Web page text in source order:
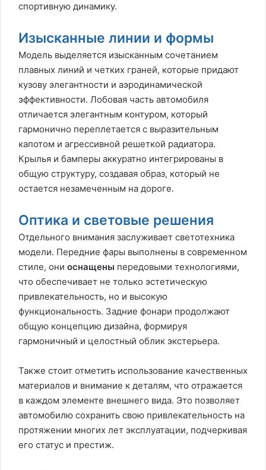
спортивную динамику.
Изысканные линии и формы
Модель выделяется изысканным сочетанием
плавных линий и четких граней, которые придают
кузову элегантности и аэродинамической
эффективности. Лобовая часть автомобиля
отличается элегантным контуром, который
гармонично переплетается с выразительным
капотом и агрессивной решеткой радиатора.
Крылья и бамперы аккуратно интегрированы в
общую структуру, создавая образ, который не
остается незамеченным на дороге.
Оптика и световые решения
Отдельного внимания заслуживает светотехника
модели. Передние фары выполнены в современном
стиле, они оснащены передовыми технологиями,
что обеспечивает не только эстетическую
привлекательность, но и высокую
функциональность. Задние фонари продолжают
общую концепцию дизайна, формируя
гармоничный и целостный облик экстерьера.
Также стоит отметить использование качественных
материалов и внимание к деталям, что отражается
в каждом элементе внешнего вида. Это позволяет
автомобилю сохранить свою привлекательность на
протяжении многих лет эксплуатации, подчеркивая
его статус и престиж.